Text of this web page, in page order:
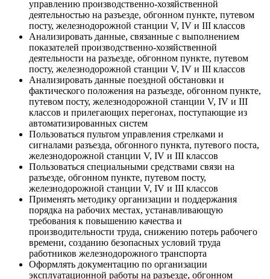
управлению производственно-хозяйственной
деятельностью на разъезде, обгонном пункте, путевом
посту, железнодорожной станции V, IV и III классов
Анализировать данные, связанные с выполнением
показателей производственно-хозяйственной
деятельности на разъезде, обгонном пункте, путевом
посту, железнодорожной станции V, IV и III классов
Анализировать данные поездной обстановки и
фактического положения на разъезде, обгонном пункте,
путевом посту, железнодорожной станции V, IV и III
классов и прилегающих перегонах, поступающие из
автоматизированных систем
Пользоваться пультом управления стрелками и
сигналами разъезда, обгонного пункта, путевого поста,
железнодорожной станции V, IV и III классов
Пользоваться специальными средствами связи на
разъезде, обгонном пункте, путевом посту,
железнодорожной станции V, IV и III классов
Применять методику организации и поддержания
порядка на рабочих местах, устанавливающую
требования к повышению качества и
производительности труда, снижению потерь рабочего
времени, созданию безопасных условий труда
работников железнодорожного транспорта
Оформлять документацию по организации
эксплуатационной работы на разъезде, обгонном